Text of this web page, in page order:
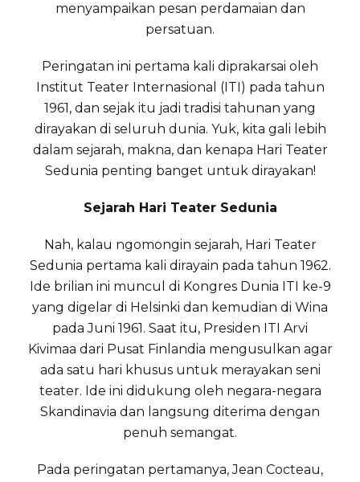
menyampaikan pesan perdamaian dan
persatuan.
Peringatan ini pertama kali diprakarsai oleh
Institut Teater Internasional (ITI) pada tahun
1961, dan sejak itu jadi tradisi tahunan yang
dirayakan di seluruh dunia. Yuk, kita gali lebih
dalam sejarah, makna, dan kenapa Hari Teater
Sedunia penting banget untuk dirayakan!
Sejarah Hari Teater Sedunia
Nah, kalau ngomongin sejarah, Hari Teater
Sedunia pertama kali dirayain pada tahun 1962.
Ide brilian ini muncul di Kongres Dunia ITI ke-9
yang digelar di Helsinki dan kemudian di Wina
pada Juni 1961. Saat itu, Presiden ITI Arvi
Kivimaa dari Pusat Finlandia mengusulkan agar
ada satu hari khusus untuk merayakan seni
teater. Ide ini didukung oleh negara-negara
Skandinavia dan langsung diterima dengan
penuh semangat.
Pada peringatan pertamanya, Jean Cocteau,